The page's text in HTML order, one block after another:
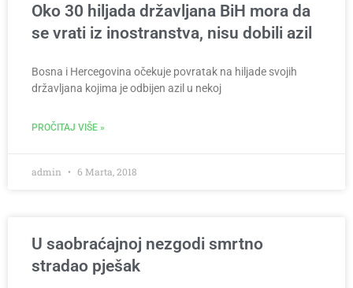
Oko 30 hiljada državljana BiH mora da
se vrati iz inostranstva, nisu dobili azil
Bosna i Hercegovina očekuje povratak na hiljade svojih
državljana kojima je odbijen azil u nekoj
PROČITAJ VIŠE »
admin 6 Marta, 2018
U saobraćajnoj nezgodi smrtno
stradao pješak